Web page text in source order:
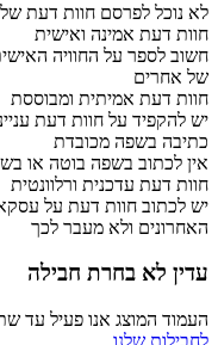
לא נוכל לפרסם חוות דעת
חוות דעת אמינה ואישית
חשוב לספר על החוויה
של אחרים
חוות דעת אמיתית ומבוססת
יש להקפיד על חוות דעת
כתיבה בשפה מכובדת
אין לכתוב בשפה בוטה או
חוות דעת עדכנית ורלוונטית
האחרונים ולא מעבר לכך
עדין לא בחרת חבילה
העמוד המוצג אנו פעיל עד